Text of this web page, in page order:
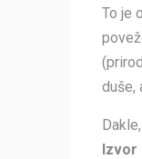
To je
duše,
Dakle,
Izvor